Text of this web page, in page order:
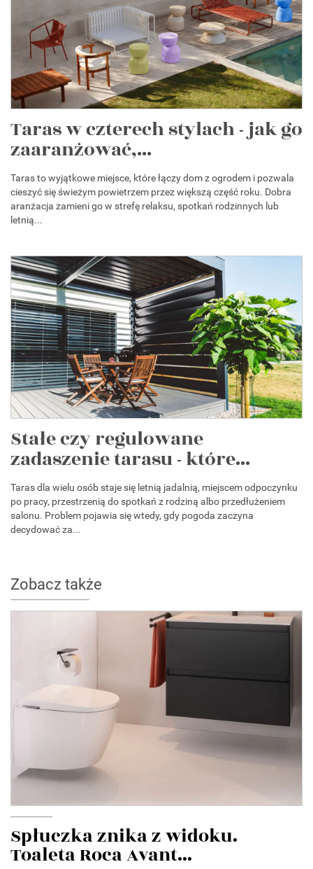
Taras w czterech stylach - jak go
zaaranżować,...
Taras to wyjątkowe miejsce, które łączy dom z ogrodem i pozwala
cieszyć się świeżym powietrzem przez większą część roku. Dobra
aranżacja zamieni go w strefę relaksu, spotkań rodzinnych lub
letnią...
Stałe czy regulowane
zadaszenie tarasu - które...
Taras dla wielu osób staje się letnią jadalnią, miejscem odpoczynku
po pracy, przestrzenią do spotkań z rodziną albo przedłużeniem
salonu. Problem pojawia się wtedy, gdy pogoda zaczyna
decydować za...
Zobacz także
Spłuczka znika z widoku.
Toaleta Roca Avant...